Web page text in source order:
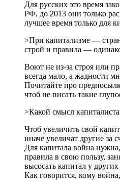
Для русских это время
РФ, до 2013 они только
лучшее время только для
>При капитализме —
строй и правила —
Воют не из-за строя или
всегда мало, а жадности
Почитайте про
чтоб не писать такие
>Какой смысл
Чтоб увеличить свой
иначе увеличат другие за
Для капитала война
правила в свою пользу,
высосать капитал у
Как говорится, кому